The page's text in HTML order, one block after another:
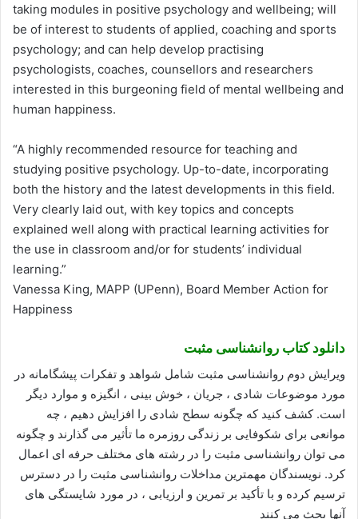
taking modules in positive psychology and wellbeing; will
be of interest to students of applied, coaching and sports
psychology; and can help develop practising
psychologists, coaches, counsellors and researchers
interested in this burgeoning field of mental wellbeing and
human happiness.
“A highly recommended resource for teaching and
studying positive psychology. Up-to-date, incorporating
both the history and the latest developments in this field.
Very clearly laid out, with key topics and concepts
explained well along with practical learning activities for
the use in classroom and/or for students’ individual
learning.”
Vanessa King, MAPP (UPenn), Board Member Action for
Happiness
دانلود کتاب روانشناسی مثبت
ویرایش دوم روانشناسی مثبت شامل شواهد و تفکرات پیشگامانه در
مورد موضوعات شادی ، جریان ، خوش بینی ، انگیزه و موارد دیگر
است. کشف کنید که چگونه سطح شادی را افزایش دهیم ، چه
موانعی برای شکوفایی بر زندگی روزمره ما تأثیر می گذارند و چگونه
می توان روانشناسی مثبت را در رشته های مختلف حرفه ای اعمال
کرد. نویسندگان مهمترین مداخلات روانشناسی مثبت را در دسترس
ترسیم کرده و با تأکید بر تمرین و ارزیابی ، در مورد شایستگی های
آنها بحث می کنند